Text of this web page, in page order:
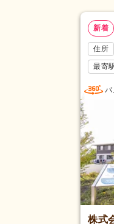
給
新着
住所
最寄
株式